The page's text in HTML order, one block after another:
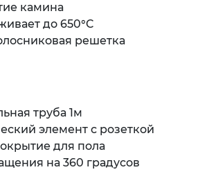
камина
до 650°C
решетка
труба 1м
элемент с розеткой
для пола
на 360 градусов